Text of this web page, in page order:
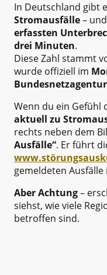
In Deutschland gibt
Stromausfälle–
erfassten
drei Minuten.
Diese Zahl stammt
wurde offiziell im
Bundesnetzagentur
Wenn du ein Gefühl
aktuell zu
rechts neben dem
Ausfälle“. Er führt
gemeldeten
Aber Achtung–
siehst, wie viele
betroffen sind.